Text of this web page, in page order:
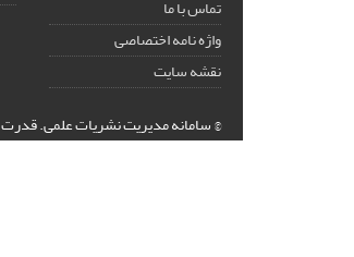
تماس با ما
واژه نامه اختصاصی
نقشه سایت
© سامانه مدیریت نشریات علمی.قدرت